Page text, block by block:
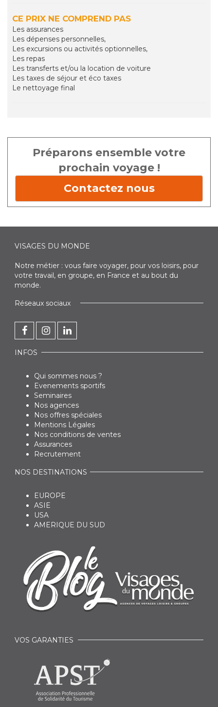
CE PRIX NE COMPREND PAS
Les assurances
Les dépenses personnelles,
Les excursions ou activités optionnelles,
Les repas
Les transferts et/ou la location de voiture
Les taxes de séjour et éco taxes
Le nettoyage final
Préparons ensemble votre
prochain voyage !
Contactez nous
VISAGES DU MONDE
Notre métier : vous faire voyager, pour vos loisirs, pour
votre travail, en groupe, en France et au bout du
monde.
Réseaux sociaux
INFOS
Qui sommes nous ?
Evenements sportifs
Seminaires
Nos agences
Nos offres spéciales
Mentions Légales
Nos conditions de ventes
Assurances
Recrutement
NOS DESTINATIONS
EUROPE
ASIE
USA
AMERIQUE DU SUD
VOS GARANTIES